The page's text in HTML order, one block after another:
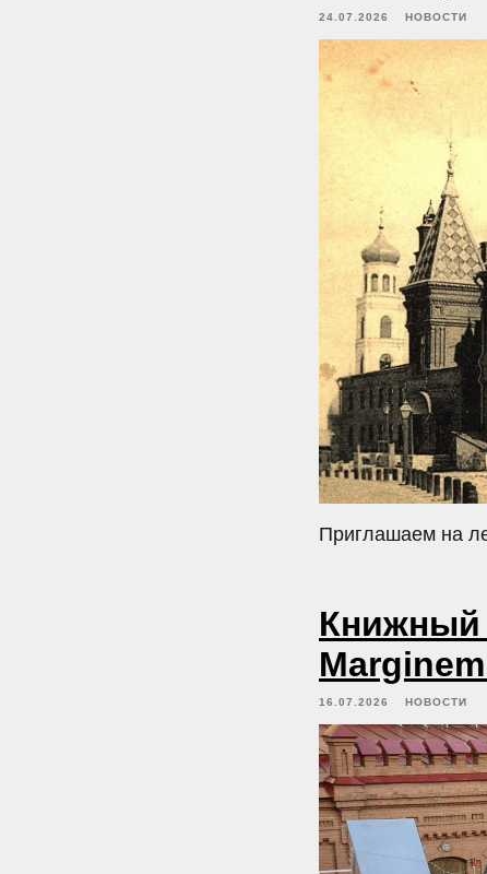
24.07.2026 НОВОСТИ
Приглашаем на
Книжный
16.07.2026 НОВОСТИ